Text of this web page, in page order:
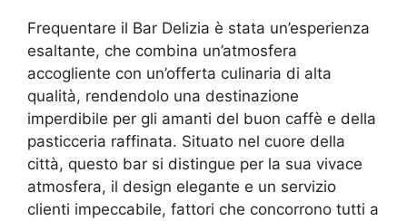
Frequentare il Bar Delizia è stata un’esperienza
esaltante, che combina un’atmosfera
accogliente con un’offerta culinaria di alta
qualità, rendendolo una destinazione
imperdibile per gli amanti del buon caffè e della
pasticceria raffinata. Situato nel cuore della
città, questo bar si distingue per la sua vivace
atmosfera, il design elegante e un servizio
clienti impeccabile, fattori che concorrono tutti a